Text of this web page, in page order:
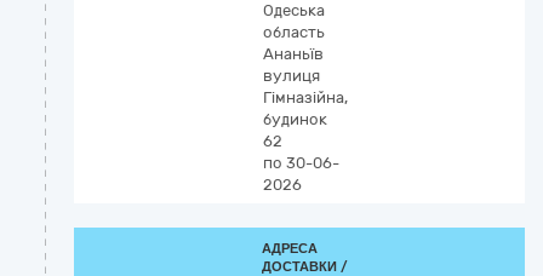
Одеська
область
Ананьїв
вулиця
Гімназійна,
будинок
62
по 30-06-
2026
АДРЕСА
ДОСТАВКИ /